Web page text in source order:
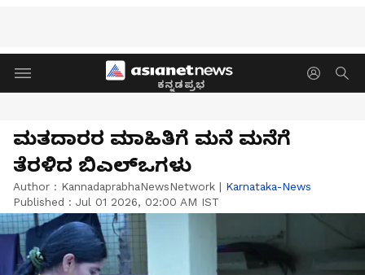
ಕನ್ನಡಪ್ರಭ
ಮತದಾರರ ಮಾಹಿತಿಗೆ ಮನೆ ಮನೆಗೆ
ತೆರಳಿದ ಬಿಎಲ್‌ಒಗಳು
Author : KannadaprabhaNewsNetwork | Karnataka-News
Published : Jul 01 2026, 02:00 AM IST